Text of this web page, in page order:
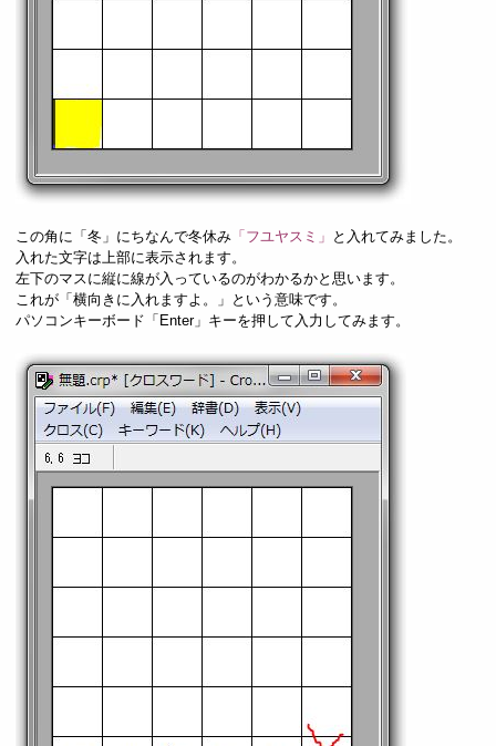
この角に「冬」にちなんで冬休み 「フユヤスミ」 と入れてみました。
入れた文字は上部に表示されます。
左下のマスに縦に線が入っているのがわかるかと思います。
これが「横向きに入れますよ。」という意味です。
パソコンキーボード「Enter」キーを押して入力してみます。